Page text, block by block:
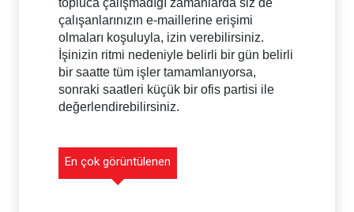
topluca çalışmadığı zamanlarda siz de
çalışanlarınızın e-maillerine erişimi
olmaları koşuluyla, izin verebilirsiniz.
İşinizin ritmi nedeniyle belirli bir gün belirli
bir saatte tüm işler tamamlanıyorsa,
sonraki saatleri küçük bir ofis partisi ile
değerlendirebilirsiniz.
En çok görüntülenen